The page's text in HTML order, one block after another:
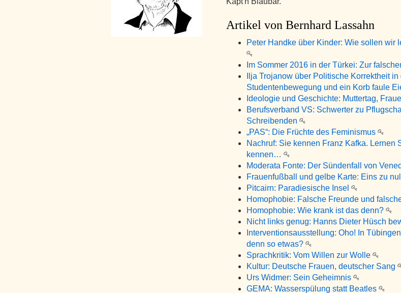
Artikel von Bernhard Lassahn
Peter Handke über Kinder: Wie sollen wir
Im Sommer 2016 in der Türkei: Zur
Ilja Trojanow über Politische Korrektheit
Studentenbewegung und ein Korb faule
Ideologie und Geschichte: Muttertag,
Berufsverband VS: Schwerter zu
Schreibenden
„PAS“: Die Früchte des Feminismus
Nachruf: Sie kennen Franz Kafka. Lernen
kennen…
Moderata Fonte: Der Sündenfall von
Frauenfußball und gelbe Karte: Eins zu
Pitcairn: Paradiesische Insel
Homophobie: Falsche Freunde und
Homophobie: Wie krank ist das denn?
Nicht links genug: Hanns Dieter Hüsch
Interventionsausstellung: Oho! In
denn so etwas?
Sprachkritik: Vom Willen zur Wolle
Kultur: Deutsche Frauen, deutscher Sang
Urs Widmer: Sein Geheimnis
GEMA: Wasserspülung statt Beatles